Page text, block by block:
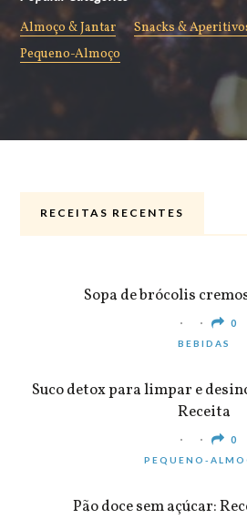
Almoço & Jantar Snacks &
Pequeno-Almoço
RECEITAS RECENTES
Sopa de brócolis
0
BEBIDAS
Suco detox para limpar e
Receita
0
PEQUENO-
Pão doce sem açúcar: